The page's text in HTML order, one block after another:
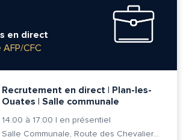
en direct
CFC
Recrutement en direct | Plan-les-
Ouates | Salle communale
14:00 à 17:00 | en présentiel
Salle Communale, Route des Chevaliers-de-Malte 7, 1228 Plan-les-Ouates